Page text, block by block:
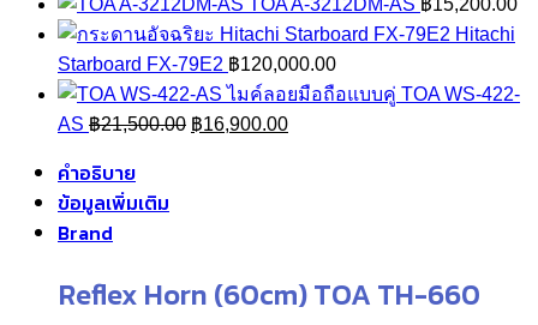
Hitachi
Starboard FX-79E2 ฿120,000.00
TOA WS-422-
AS ฿21,500.00 Original
฿16,900.00Current
คำอธิบาย
ข้อมูลเพิ่มเติม
Brand
Reflex Horn (60cm) TOA TH-660